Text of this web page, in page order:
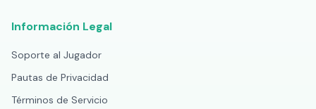
Información Legal
Soporte al Jugador
Pautas de Privacidad
Términos de Servicio